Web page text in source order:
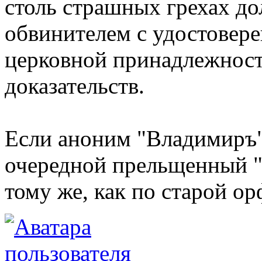
столь страшных грехах
обвинителем с
церковной
доказательств.
Если аноним "Владимиръ"
очередной прельщенный
тому же, как по старой